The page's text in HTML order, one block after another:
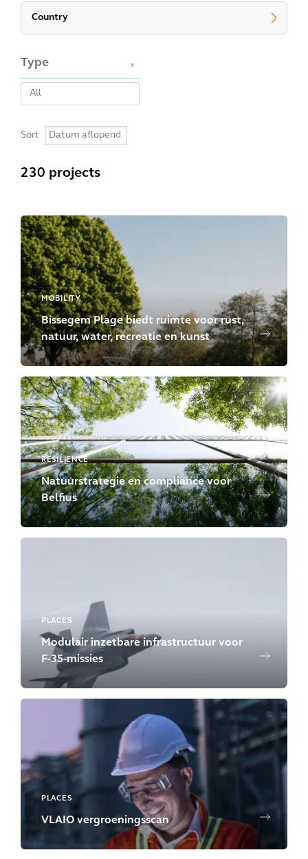
Country
Type x
Sort
230 projects
MOBILITY
Bissegem Plage biedt ruimte voor rust,
natuur, water, recreatie en kunst
RESILIENCE
Natuurstrategie en compliance voor
Belfius
PLACES
Modulair inzetbare infrastructuur voor
F-35-missies
PLACES
VLAIO vergroeningsscan